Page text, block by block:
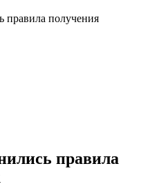
правила получения
правила